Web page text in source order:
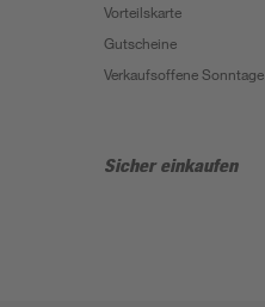
Vorteilskarte
Gutscheine
Verkaufsoffene Sonntage
Sicher einkaufen